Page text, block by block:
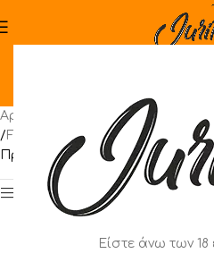
Είστε άνω των 18
Αρχική σελίδα Ηλεκτρονικό
/Flavor Shots
halo
Προβάλλονται όλα - 2
Show sidebar